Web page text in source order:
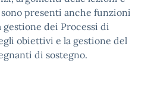
presenti anche funzioni
dei Processi di
obiettivi e la gestione del
di sostegno.